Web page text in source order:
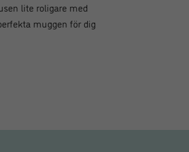
lite roligare med
muggen för dig